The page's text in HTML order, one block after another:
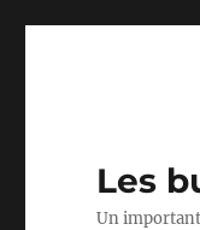
Les
Un